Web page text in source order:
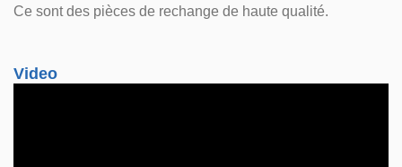
Ce sont des pièces de rechange de haute qualité.
Video